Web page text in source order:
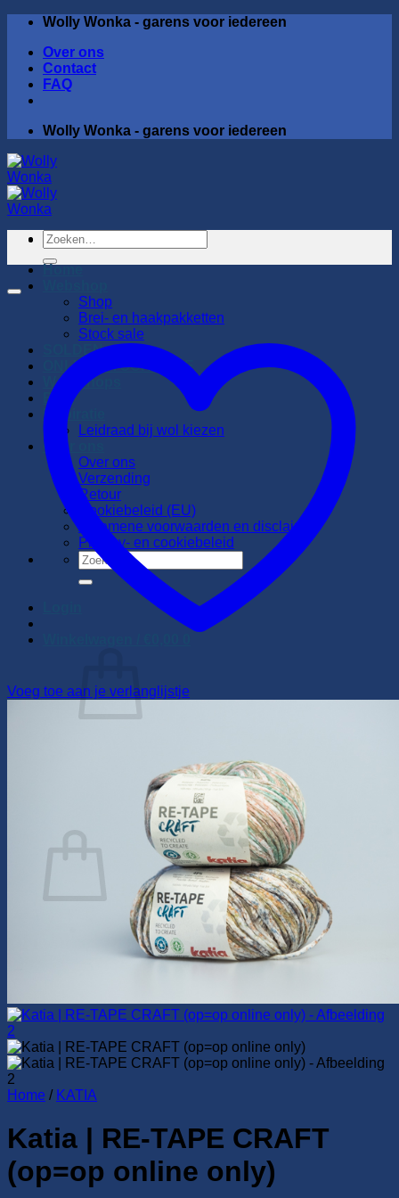
inhoud
Wolly Wonka - garens voor iedereen
Over ons
Contact
FAQ
Wolly Wonka - garens voor iedereen
Home
Shop
Brei- en haakpakketten
Stock sale
SOLDEN
ONLINE STOCK SALE
Workshops
Blog
Inspiratie
Leidraad bij wol kiezen
Over ons
Over ons
Verzending
Retour
Cookiebeleid (EU)
Algemene voorwaarden en disclaimer
Privacy- en cookiebeleid
Zoeken
naar:
Terug naar winkel
Geen producten in de winkelwagen.
Terug naar winkel
Zoeken
naar:
Voeg toe aan je verlanglijstje
Home / KATIA
Katia | RE-TAPE CRAFT
(op=op online only)